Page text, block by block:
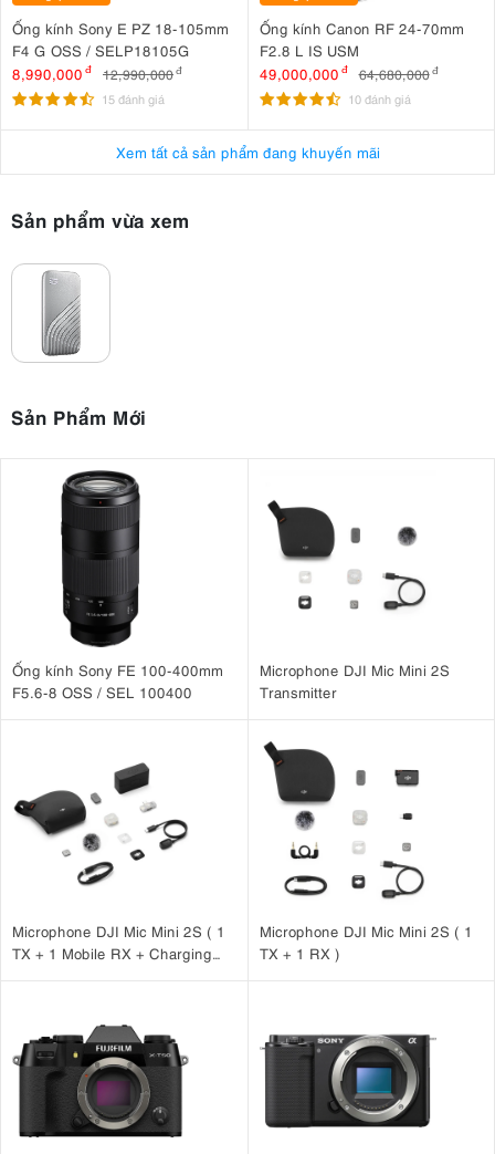
Ống kính Sony E PZ 18-105mm
F4 G OSS / SELP18105G
8,990,000 đ 12,990,000đ
15 đánh giá
Ống kính Canon RF 24-70mm
F2.8 L IS USM
49,000,000 đ 64,680,000 đ
10 đánh giá
Xem tất cả sản phẩm đang khuyến mãi
Sản phẩm vừa xem
Sản Phẩm Mới
Ống kính Sony FE 100-400mm
F5.6-8 OSS / SEL 100400
Microphone DJI Mic Mini 2S
Transmitter
Microphone DJI Mic Mini 2S ( 1
TX + 1 Mobile RX + Charging
Microphone DJI Mic Mini 2S ( 1
TX + 1 RX )